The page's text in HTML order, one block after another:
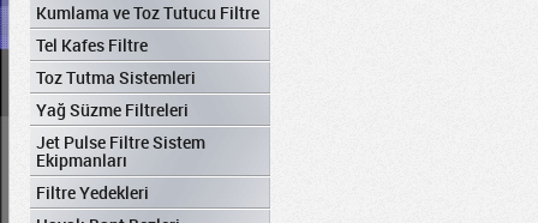
Kumlama ve Toz Tutucu Filtre
Tel Kafes Filtre
Toz Tutma Sistemleri
Yağ Süzme Filtreleri
Jet Pulse Filtre Sistem
Ekipmanları
Filtre Yedekleri